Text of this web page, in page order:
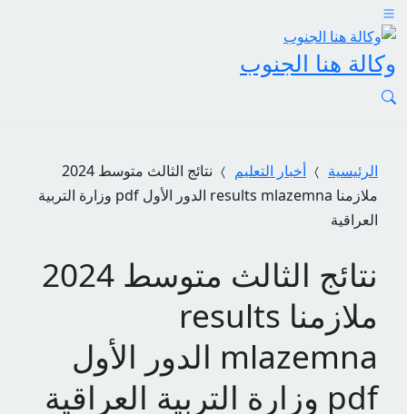
وكالة هنا الجنوب
الرئيسية أخبار التعليم
نتائج الثالث متوسط 2024
ملازمنا results mlazemna الدور الأول pdf وزارة التربية
العراقية
نتائج الثالث متوسط 2024
ملازمنا results
mlazemna الدور الأول
pdf وزارة التربية العراقية